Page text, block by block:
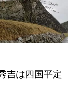
吉は四国平定